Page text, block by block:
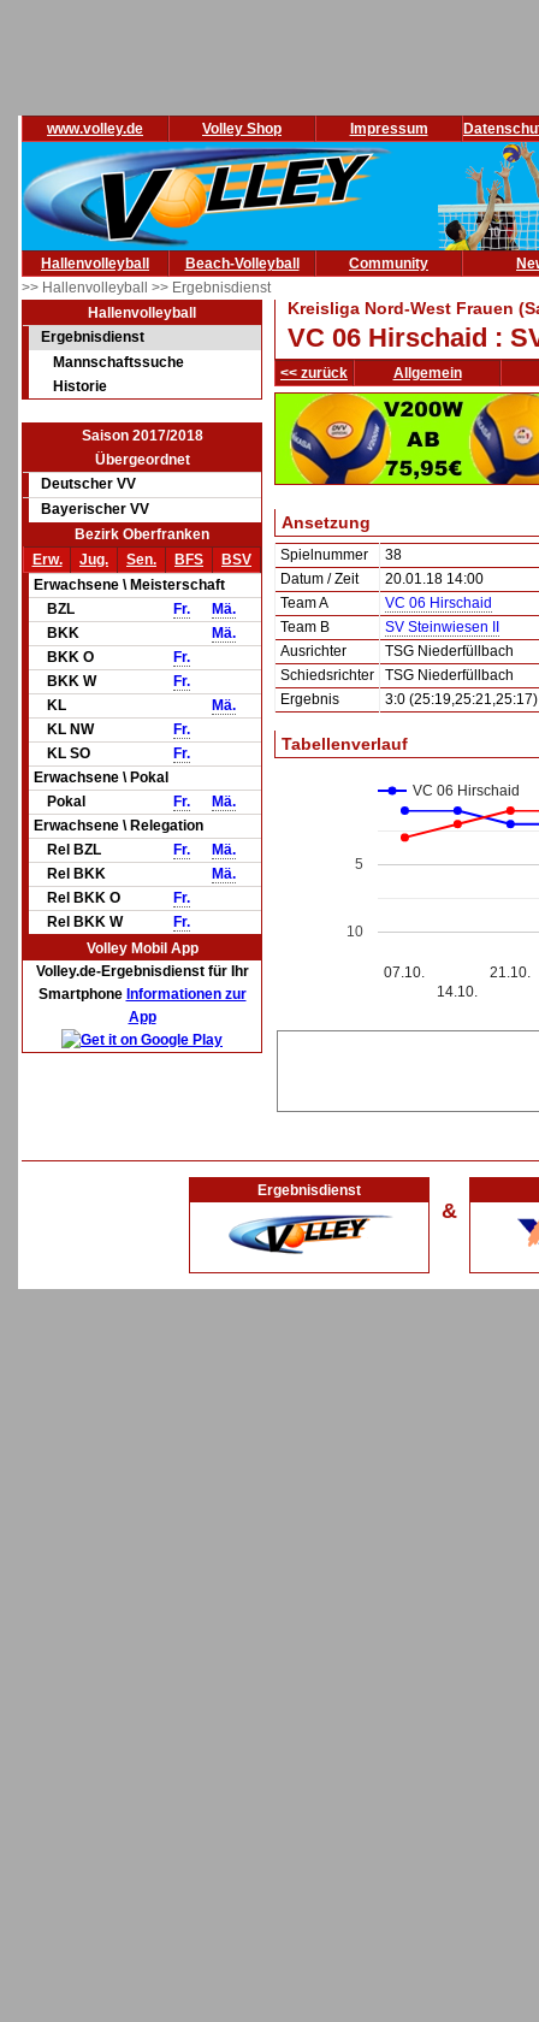
www.volley.de Volley Shop Impressum
Hallenvolleyball Beach-Volleyball Community
>> Hallenvolleyball >> Ergebnisdienst
Hallenvolleyball
Ergebnisdienst
Mannschaftssuche
Historie
Saison 2017/2018
Übergeordnet
Deutscher VV
Bayerischer VV
Bezirk Oberfranken
Erw.
Jug. Sen. BFS
BSV
Erwachsene \ Meisterschaft
BZL
Fr.
Mä.
BKK
Mä.
BKK O
Fr.
BKK W
Fr.
KL
Mä.
KL NW
Fr.
KL SO
Fr.
Erwachsene \ Pokal
Pokal
Fr.
Mä.
Erwachsene \ Relegation
Rel BZL
Fr.
Mä.
Rel BKK
Mä.
Rel BKK O
Fr.
Rel BKK W
Fr.
Volley Mobil App
Volley.de-Ergebnisdienst für Ihr
Smartphone Informationen zur
App
Kreisliga Nord-West Frauen
VC 06 Hirschaid :
<< zurück Allgemein
Ansetzung
Spielnummer
38
Datum / Zeit
20.01.18 14:00
Team A
VC 06 Hirschaid
Team B
SV Steinwiesen II
Ausrichter
TSG Niederfüllbach
Schiedsrichter
TSG Niederfüllbach
Ergebnis
3:0 (25:19,25:21,25:17)
Tabellenverlauf
VC 06 Hirschaid
07.10.
14.10.
21.10.
5
10
Ergebnisdienst
&